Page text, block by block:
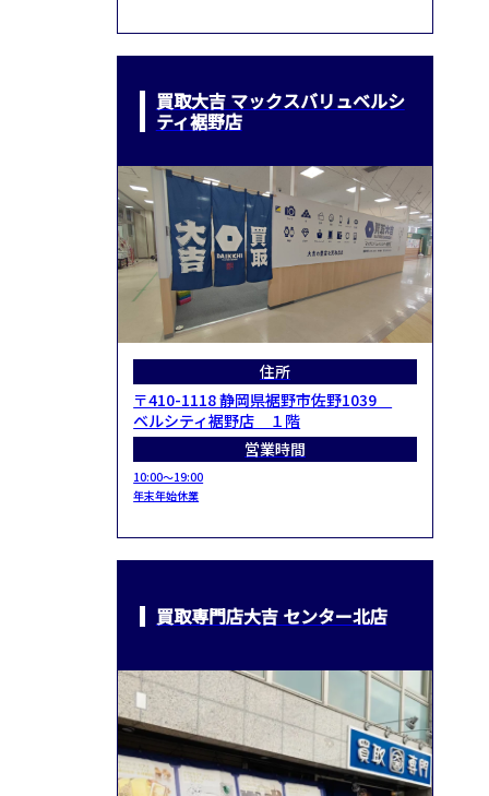
買取大吉 マックスバリュベルシ
ティ裾野店
住所
〒410-1118 静岡県裾野市佐野1039
ベルシティ裾野店 １階
営業時間
10:00～19:00
年末年始休業
買取専門店大吉 センター北店